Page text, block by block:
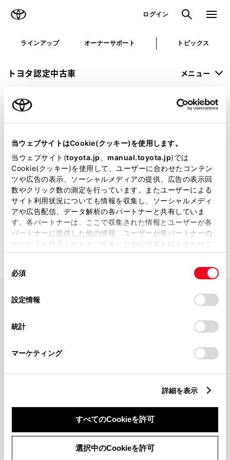
当ウェブサイトはCookie(クッキー)を使用します。
当ウェブサイト(toyota.jp manual.toyota.jp)では
Cookie(クッキー)を使用して、ユーザーに合わせたコンテン
ツや広告の表示、ソーシャルメディアの提供、広告の表示回
数やクリック数の測定を行っています。またユーザーによる
サイト利用状況についても情報を収集し、ソーシャルメディ
アや広告配信、データ解析の各パートナーと共有していま
す。各パートナーは、ここで収集された情報とユーザーが各
パートナーに提供した他の情報、ユーザーが各パートナーの
サービスを使用したときに収集した他の情報を組み合わせて
使用することがあります。当ウェブサイトの使用を続行する
デバイスにすべてのCookie(クッキー)が保存されることに同
意したことになります。Cookie(クッキー)のオプトアウト、
設定の変更、同意を撤回したりするにあたっては、当社の
「Cookie（クッキー）情報の取り扱いについて
」をご覧くだ
必須
設定情報
統計
マーケティング
詳細を表示
すべてのCookieを許可
選択中のCookieを許可
ログイン 検索 メニュ
ラインアップ オーナーサポート トピックス
トヨタ認定中古車 メニュー
お気に入り
お選びの中古車は
すでに売約済みとなっております。
恐れ入りますが、別のクルマをお選びください。
トヨタ認定中古車トップ
FAQ・お問い合わせ
関連サイト
LINEX Facebook
YouTubeInstagram
トヨタイムズ